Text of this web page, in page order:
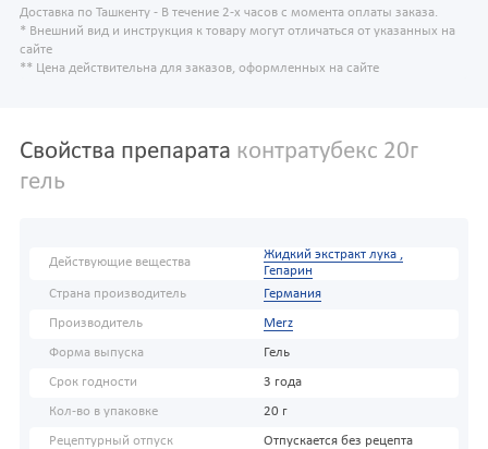
Доставка по Ташкенту - В течение 2-х часов с момента оплаты заказа.
* Внешний вид и инструкция к товару могут отличаться от указанных на
сайте
** Цена действительна для заказов, оформленных на сайте
Свойства препарата контратубекс 20г
гель
Действующие вещества
Жидкий экстракт лука ,
Гепарин
Страна производитель
Германия
Производитель Merz
Форма выпуска Гель
Срок годности 3 года
Кол-во в упаковке 20 г
Рецептурный отпуск Отпускается без рецепта